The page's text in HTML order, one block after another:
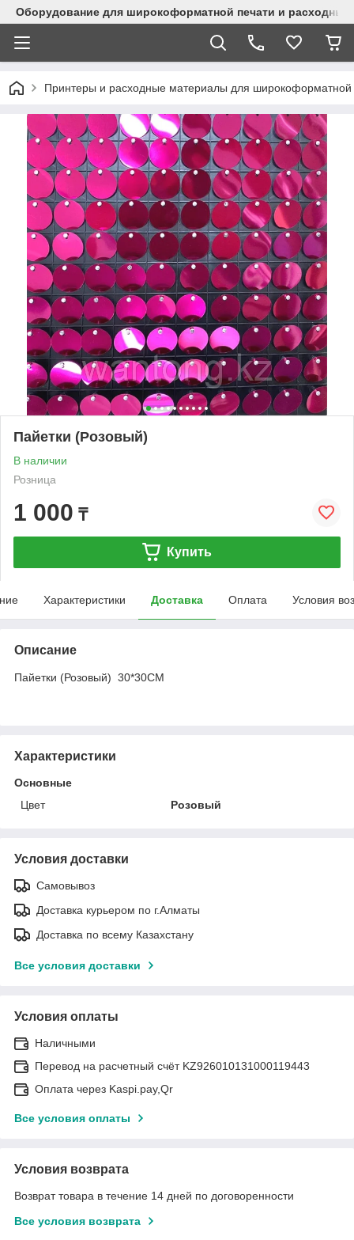
Оборудование для широкоформатной печати и
Принтеры и расходные материалы для широкоформатной
Пайетки (Розовый)
В наличии
Розница
1 000 ₸
Купить
Характеристики Доставка Оплата Условия
Описание
Пайетки (Розовый) 30*30CM
Характеристики
Основные
Цвет
Розовый
Условия доставки
Самовывоз
Доставка курьером по г.Алматы
Доставка по всему Казахстану
Все условия доставки
Условия оплаты
Наличными
Перевод на расчетный счёт KZ926010131000119443
Оплата через Kaspi.pay,Qr
Все условия оплаты
Условия возврата
Возврат товара в течение 14 дней по договоренности
Все условия возврата